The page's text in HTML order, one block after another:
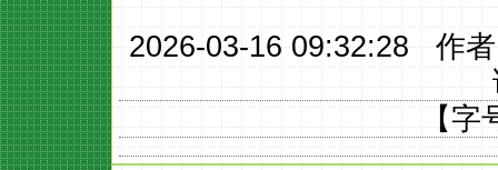
2026-03-16 09:32:28 作
【字